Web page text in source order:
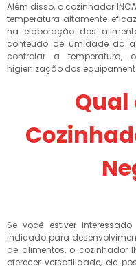
Além disso, o cozinhador
temperatura altamente
na elaboração dos
conteúdo de umidade do
controlar a
higienização dos
Qual
Se você estiver
indicado para
de alimentos, o cozinhador
oferecer versatilidade, ele